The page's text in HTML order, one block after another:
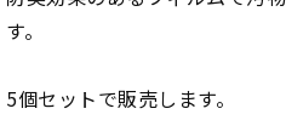
す。
5個セットで販売します。